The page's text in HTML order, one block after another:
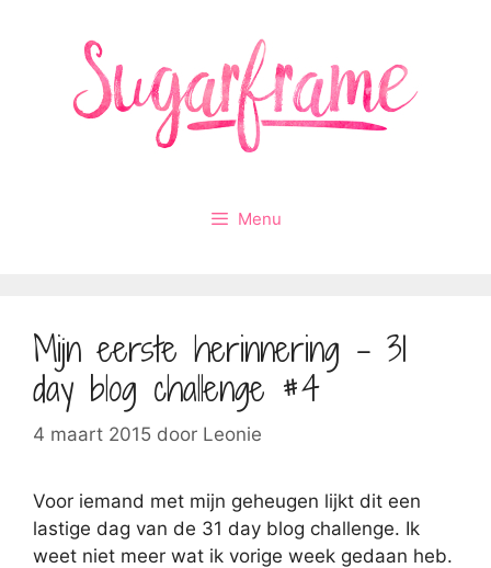
Menu
Mijn eerste herinnering – 31
day blog challenge #4
4 maart 2015 door Leonie
Voor iemand met mijn geheugen lijkt dit een
lastige dag van de 31 day blog challenge. Ik
weet niet meer wat ik vorige week gedaan heb.